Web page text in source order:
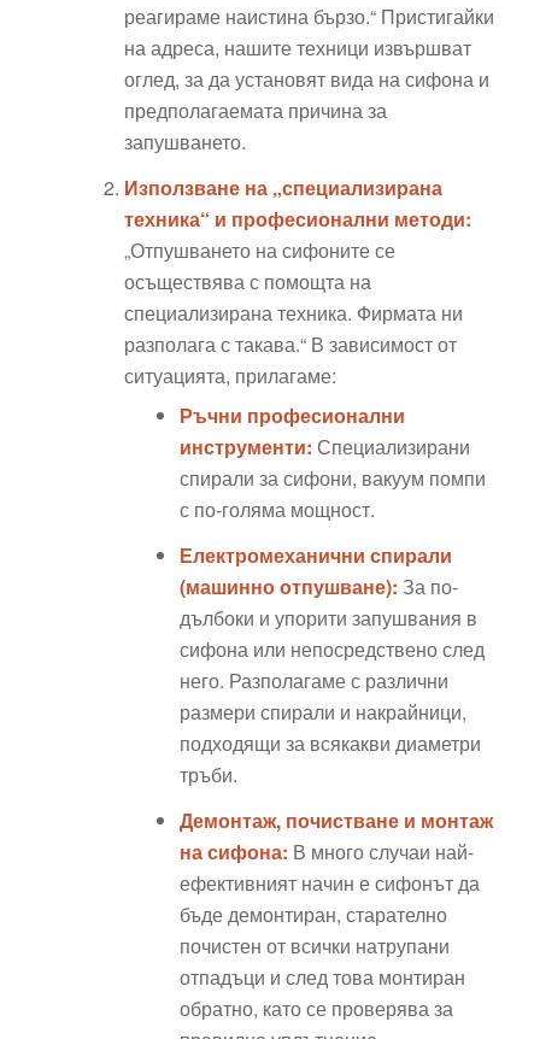
реагираме наистина бързо.“ Пристигайки
на адреса, нашите техници извършват
оглед, за да установят вида на сифона и
предполагаемата причина за
запушването.
Използване на „специализирана
техника“ и професионални методи:
„Отпушването на сифоните се
осъществява с помощта на
специализирана техника. Фирмата ни
разполага с такава.“ В зависимост от
ситуацията, прилагаме:
Ръчни професионални
инструменти: Специализирани
спирали за сифони, вакуум помпи
с по-голяма мощност.
Електромеханични спирали
(машинно отпушване): За по-
дълбоки и упорити запушвания в
сифона или непосредствено след
него. Разполагаме с различни
размери спирали и накрайници,
подходящи за всякакви диаметри
тръби.
Демонтаж, почистване и монтаж
на сифона: В много случаи най-
ефективният начин е сифонът да
бъде демонтиран, старателно
почистен от всички натрупани
отпадъци и след това монтиран
обратно, като се проверява за